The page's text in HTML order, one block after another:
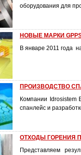
оборудования для
НОВЫЕ МАРКИ
В январе 2011 года
ПРОИЗВОДСТВО
Компании Idrosistem
спанлейс и
ОТХОДЫ ГОРЕНИЯ
Представляем